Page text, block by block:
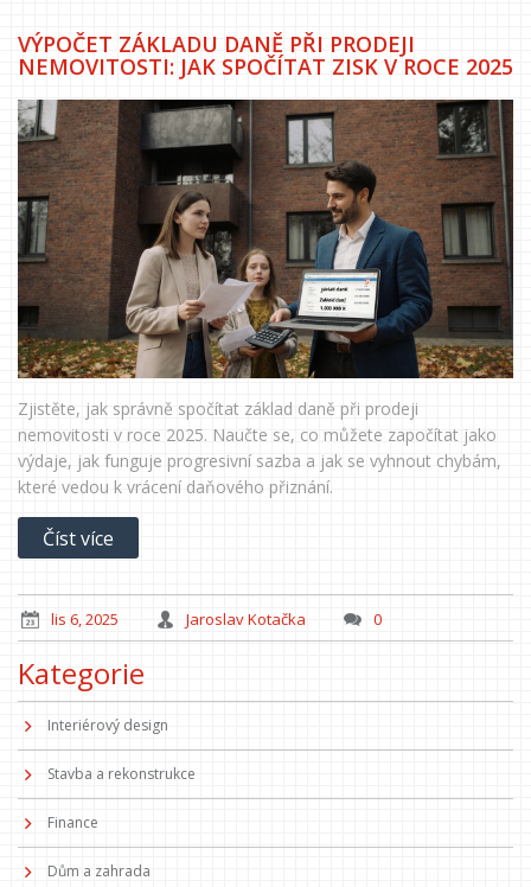
VÝPOČET ZÁKLADU DANĚ PŘI PRODEJI
NEMOVITOSTI: JAK SPOČÍTAT ZISK V ROCE 2025
Zjistěte, jak správně spočítat základ daně při prodeji
nemovitosti v roce 2025. Naučte se, co můžete započítat jako
výdaje, jak funguje progresivní sazba a jak se vyhnout chybám,
které vedou k vrácení daňového přiznání.
Číst více
lis 6, 2025 Jaroslav Kotačka 0
Kategorie
Interiérový design
Stavba a rekonstrukce
Finance
Dům a zahrada